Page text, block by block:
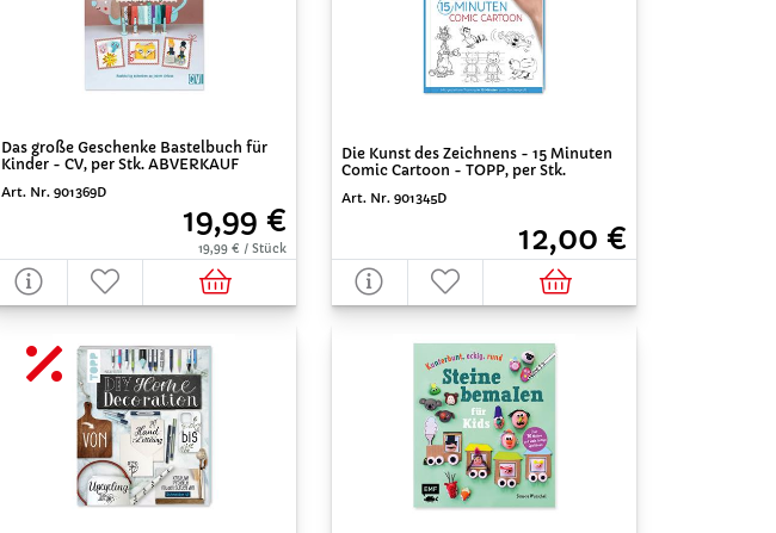
Das große Geschenke Bastelbuch für
Kinder - CV, per Stk. ABVERKAUF
Art. Nr. 901369D
19,99 €
19,99 € / Stück
Die Kunst des Zeichnens - 15 Minuten
Comic Cartoon - TOPP, per Stk.
Art. Nr. 901345D
12,00 €